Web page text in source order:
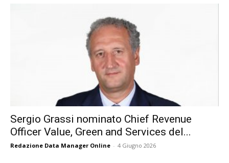
Sergio Grassi nominato Chief Revenue
Officer Value, Green and Services del...
Redazione Data Manager Online - 4 Giugno 2026